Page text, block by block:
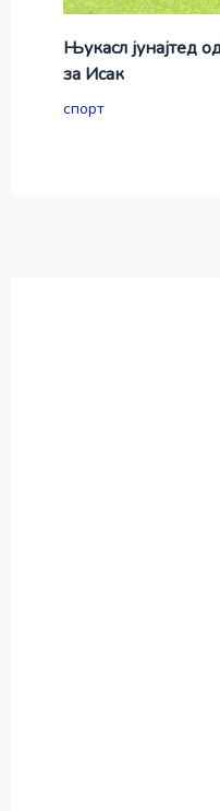
Њукасл јунајтед
за Исак
спорт